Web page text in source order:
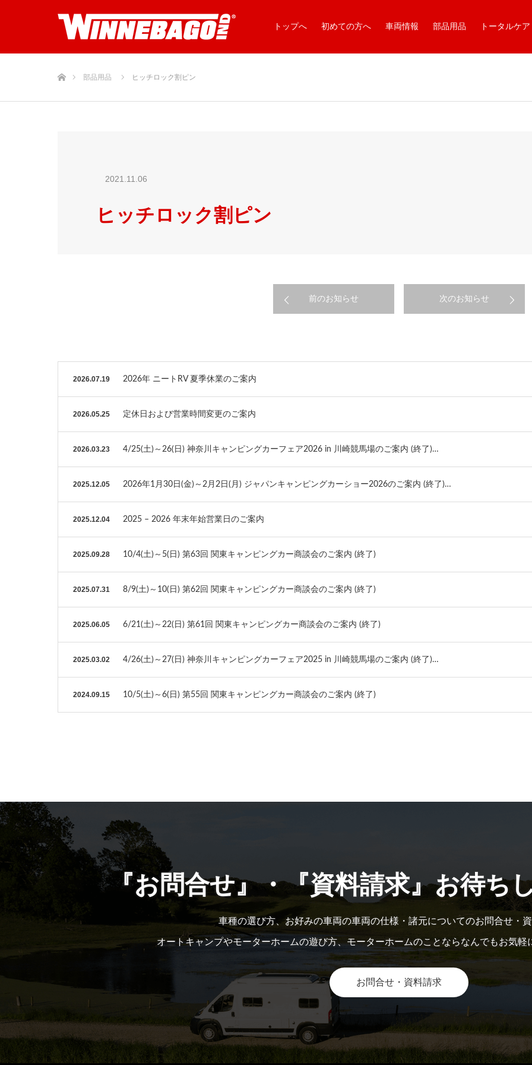
トップへ 初めての方へ 車両情報 部品用品 トータルケア
部品用品 ヒッチロック割ピン
2021.11.06
ヒッチロック割ピン
前のお知らせ 次のお知らせ
2026.07.19 2026年 ニートRV 夏季休業のご案内
2026.05.25 定休日および営業時間変更のご案内
2026.03.23 4/25(土)～26(日) 神奈川キャンピングカーフェア2026 in 川崎競馬場のご案内 (終了)…
2025.12.05 2026年1月30日(金)～2月2日(月) ジャパンキャンピングカーショー2026のご案内 (終了)…
2025.12.04 2025 – 2026 年末年始営業日のご案内
2025.09.28 10/4(土)～5(日) 第63回 関東キャンピングカー商談会のご案内 (終了)
2025.07.31 8/9(土)～10(日) 第62回 関東キャンピングカー商談会のご案内 (終了)
2025.06.05 6/21(土)～22(日) 第61回 関東キャンピングカー商談会のご案内 (終了)
2025.03.02 4/26(土)～27(日) 神奈川キャンピングカーフェア2025 in 川崎競馬場のご案内 (終了)…
2024.09.15 10/5(土)～6(日) 第55回 関東キャンピングカー商談会のご案内 (終了)
『お問合せ』・『資料請求』お待ち
車種の選び方、お好みの車両の車両の仕様・諸元についてのお問合せ・
オートキャンプやモーターホームの遊び方、モーターホームのことならなんでもお気軽
お問合せ・資料請求